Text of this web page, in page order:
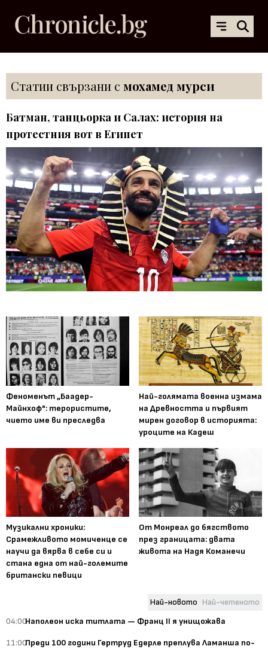
Статии свързани с мохамед мурси
Батман, танцьорка и Салах: история на
протестния вот в Египет
Феноменът „Баадер-
Майнхоф": терористите,
чието име ви преследва
Най-голямата военна измама
на Древността и първият
мирен договор в историята:
уроците на Кадеш
Музикални хроники:
Срамежливото момиченце се
научи да вярва в себе си и
стана една от най-големите
британски певици
От Монреал до бягството
през границата: двата
живота на Надя Команечи
Най-новото Най-четеното
04:00Наполеон иска титлата — Франц II я унищожава
11:00Преди 100 години Гертруд Едерле преплува Ламанша по-